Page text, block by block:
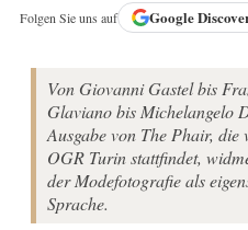
Folgen Sie uns auf Google
Von Giovanni Gastel bis
Glaviano bis Michelangelo
Ausgabe von The Phair,
OGR Turin stattfindet,
der Modefotografie als
Sprache.